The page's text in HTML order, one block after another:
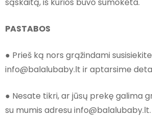
PASTABOS
● Prieš ką nors grąžindami
info@balalubaby.lt ir aptarsime
● Nesate tikri, ar jūsų prekę galima
su mumis adresu info@balalubaby.lt.